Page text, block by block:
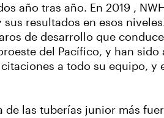
año tras año. En 2019 ,
resultados en esos
de desarrollo que
del Pacífico, y han
a todo su equipo,
de las tuberías junior más